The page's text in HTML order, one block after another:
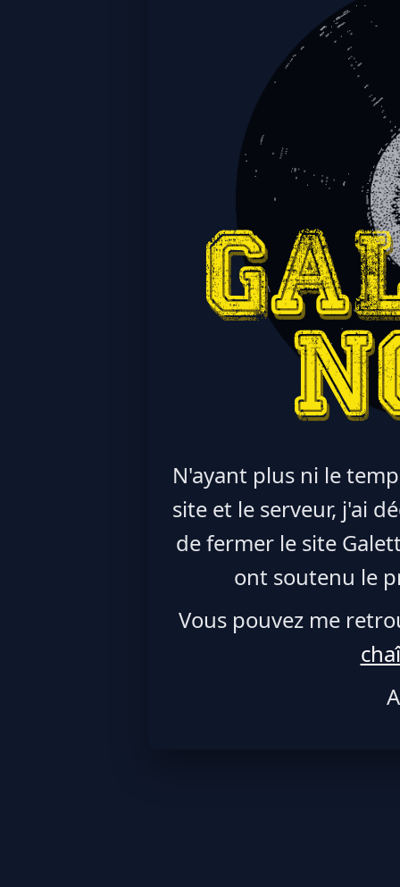
N'ayant plus ni le
site et le serveur, j'ai
de fermer le site
ont soutenu le
Vous pouvez me